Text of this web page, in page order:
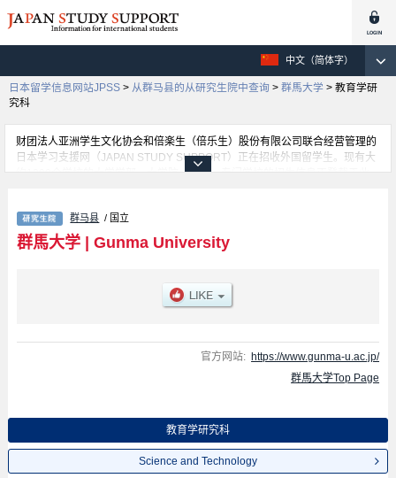
中文（简体字）
日本留学信息网站JPSS > 从群马县的从研究生院中查询 > 群馬大学 > 教育学研
究科
财团法人亚洲学生文化协会和倍楽生（倍乐生）股份有限公司联合经营管理的
日本学习支援网（JAPAN STUDY SUPPORT）正在招收外国留学生。现有大
约1300个学校的大学学部、大学院、短大、专门学校的招生信息正登载于此
Technology、Graduate School of Informatics、Medicine、特別支援教育専攻
科等各研究科的不同信息。招收名额、合格人数等考试信息，以及设施介绍、
联系方式等外国留学生必要的信息都登载于此，请务必查阅和利用此网。
群马县 / 国立
群馬大学| Gunma University
官方网站: https://www.gunma-u.ac.jp/
群馬大学Top Page
教育学研究科
Science and Technology